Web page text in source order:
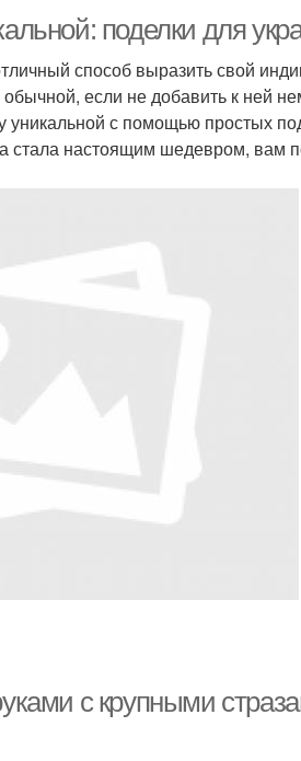
поделки для
способ выразить свой
если не добавить к ней
с помощью простых
настоящим шедевром, вам
с крупными